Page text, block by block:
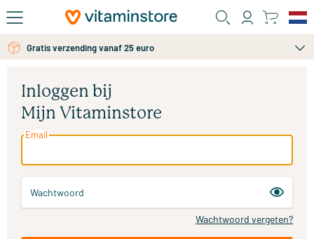
Ga naar de hoofdinhoud
Gratis verzending vanaf 25 euro
Inloggen bij
Mijn Vitaminstore
Email
Wachtwoord
Wachtwoord vergeten?